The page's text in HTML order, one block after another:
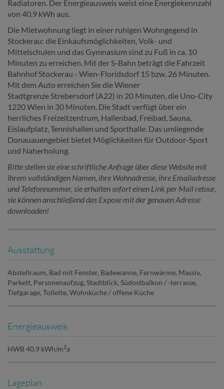
Radiatoren. Der Energieausweis weist eine Energiekennzahl
von 40,9 kWh aus.
Die Mietwohnung liegt in einer ruhigen Wohngegend in
Stockerau: die Einkaufsmöglichkeiten, Volk- und
Mittelschulen und das Gymnasium sind zu Fuß in ca. 10
Minuten zu erreichen. Mit der S-Bahn beträgt die Fahrzeit
Bahnhof Stockerau - Wien-Floridsdorf 15 bzw. 26 Minuten.
Mit dem Auto erreichen Sie die Wiener
Stadtgrenze Strebersdorf (A22) in 20 Minuten, die Uno-City
1220 Wien in 30 Minuten. Die Stadt verfügt über ein
herrliches Freizeitzentrum, Hallenbad, Freibad, Sauna,
Eislaufplatz, Tennishallen und Sporthalle. Das umliegende
Donauauengebiet bietet Möglichkeiten für Outdoor-Sport
und Naherholung.
Bitte stellen sie eine schriftliche Anfrage über diese Website mit
ihrem vollständigen Namen, ihre Wohnadresse, ihre Emailadresse
und Telefonnummer, sie erhalten sofort einen Link per Mail retour,
sie können anschließend das Expose mit der genauen Adresse
downloaden!
Ausstattung
Abstellraum Bad mit Fenster Badewanne Fernwärme Massiv
Parkett Personenaufzug Stadtblick Südostbalkon / -terrasse
Tiefgarage Toilette Wohnküche / offene Küche
Energieausweis
HWB 40.9 kWh/m2a
Lageplan